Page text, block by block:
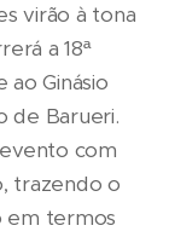
virão à tona
a 18ª
Ginásio
de Barueri.
com
trazendo o
em termos